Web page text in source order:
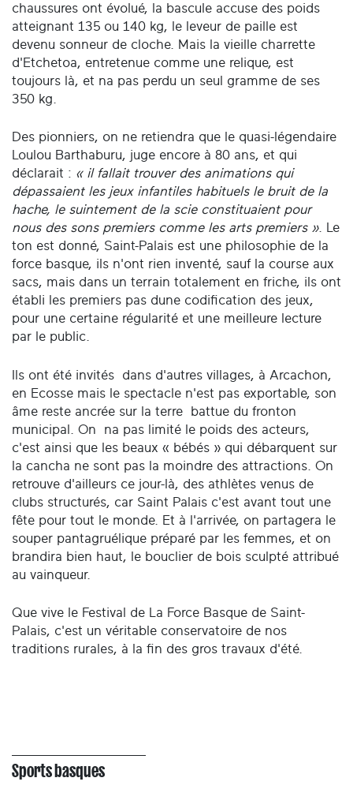
chaussures ont évolué, la bascule accuse des poids
atteignant 135 ou 140 kg, le leveur de paille est
devenu sonneur de cloche. Mais la vieille charrette
d'Etchetoa, entretenue comme une relique, est
toujours là, et na pas perdu un seul gramme de ses
350 kg.
Des pionniers, on ne retiendra que le quasi-légendaire
Loulou Barthaburu, juge encore à 80 ans, et qui
déclarait : « il fallait trouver des animations qui
dépassaient les jeux infantiles habituels le bruit de la
hache, le suintement de la scie constituaient pour
nous des sons premiers comme les arts premiers ». Le
ton est donné, Saint-Palais est une philosophie de la
force basque, ils n'ont rien inventé, sauf la course aux
sacs, mais dans un terrain totalement en friche, ils ont
établi les premiers pas dune codification des jeux,
pour une certaine régularité et une meilleure lecture
par le public.
Ils ont été invités dans d'autres villages, à Arcachon,
en Ecosse mais le spectacle n'est pas exportable, son
âme reste ancrée sur la terre battue du fronton
municipal. On na pas limité le poids des acteurs,
c'est ainsi que les beaux « bébés » qui débarquent sur
la cancha ne sont pas la moindre des attractions. On
retrouve d'ailleurs ce jour-là, des athlètes venus de
clubs structurés, car Saint Palais c'est avant tout une
fête pour tout le monde. Et à l'arrivée, on partagera le
souper pantagruélique préparé par les femmes, et on
brandira bien haut, le bouclier de bois sculpté attribué
au vainqueur.
Que vive le Festival de La Force Basque de Saint-
Palais, c'est un véritable conservatoire de nos
traditions rurales, à la fin des gros travaux d'été.
Sports basques